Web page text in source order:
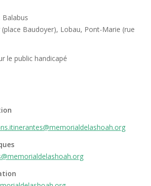
Balabus
(place Baudoyer), Lobau, Pont-Marie (rue
le public handicapé